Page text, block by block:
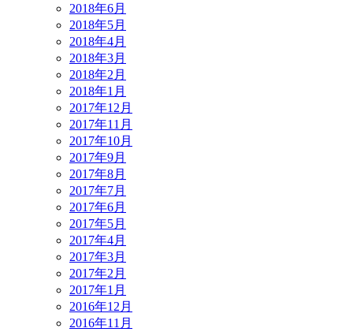
2018年6月
2018年5月
2018年4月
2018年3月
2018年2月
2018年1月
2017年12月
2017年11月
2017年10月
2017年9月
2017年8月
2017年7月
2017年6月
2017年5月
2017年4月
2017年3月
2017年2月
2017年1月
2016年12月
2016年11月